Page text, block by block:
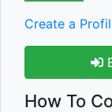
Create a
How To